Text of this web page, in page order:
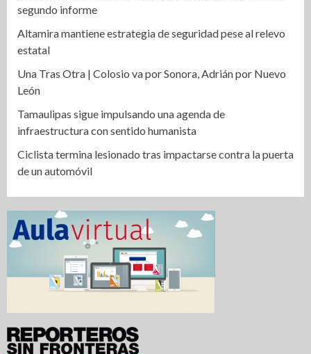
segundo informe
Altamira mantiene estrategia de seguridad pese al relevo
estatal
Una Tras Otra | Colosio va por Sonora, Adrián por Nuevo
León
Tamaulipas sigue impulsando una agenda de
infraestructura con sentido humanista
Ciclista termina lesionado tras impactarse contra la puerta
de un automóvil